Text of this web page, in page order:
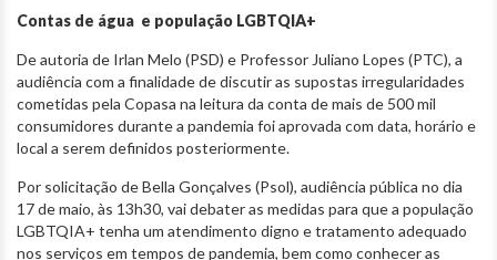
Contas de água e população LGBTQIA+
De autoria de Irlan Melo (PSD) e Professor Juliano Lopes (PTC), a
audiência com a finalidade de discutir as supostas irregularidades
cometidas pela Copasa na leitura da conta de mais de 500 mil
consumidores durante a pandemia foi aprovada com data, horário e
local a serem definidos posteriormente.
Por solicitação de Bella Gonçalves (Psol), audiência pública no dia
17 de maio, às 13h30, vai debater as medidas para que a população
LGBTQIA+ tenha um atendimento digno e tratamento adequado
nos serviços em tempos de pandemia, bem como conhecer as